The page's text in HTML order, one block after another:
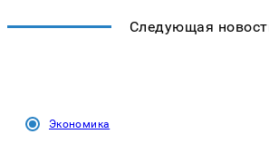
Следующая
Экономика